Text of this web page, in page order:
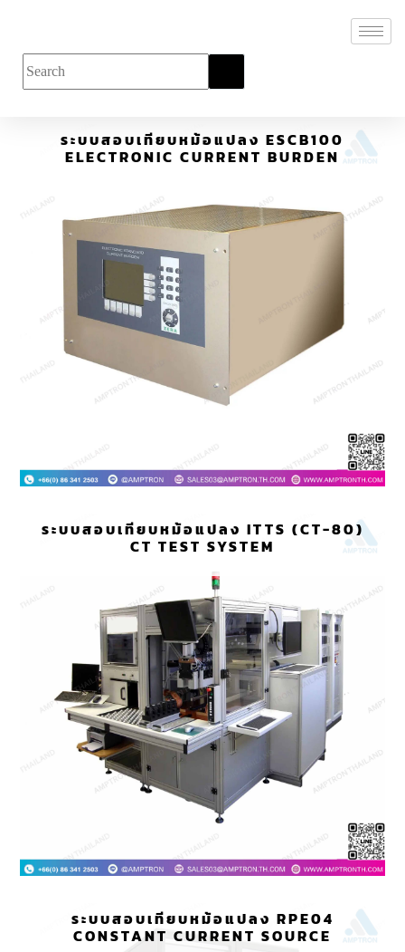
ระบบสอบเทียบหม้อแปลง ESCB100
ELECTRONIC CURRENT BURDEN
ระบบสอบเทียบหม้อแปลง ITTS (CT-80)
CT TEST SYSTEM
ระบบสอบเทียบหม้อแปลง RPE04
CONSTANT CURRENT SOURCE